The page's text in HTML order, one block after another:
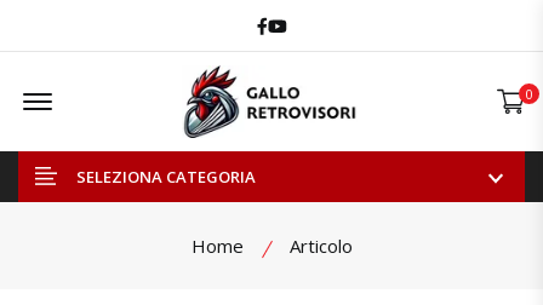
Facebook
Youtube
Offcanvas Menu Open 0
SELEZIONA CATEGORIA
Home Articolo